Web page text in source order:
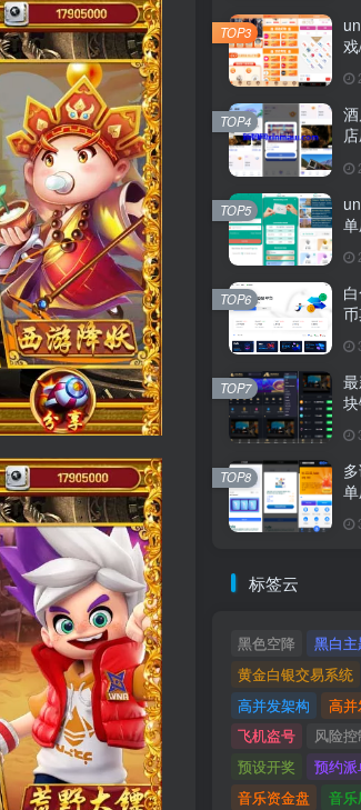
TOP3
TOP4
TOP5
TOP6
TOP7
TOP8
标签云
黑色空降
黑白
黄金白银交易系统
高并发架构
高并
飞机盗号
风险控
预设开奖
预约派
音乐资金盘
音